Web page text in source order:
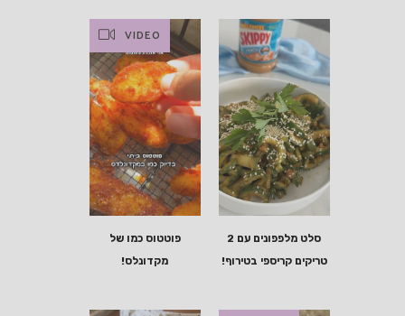
VIDEO
פוטטוס כמו של
מקדונלס!
סלט מלפפונים עם 2
טריקים קריספי בטירוף!